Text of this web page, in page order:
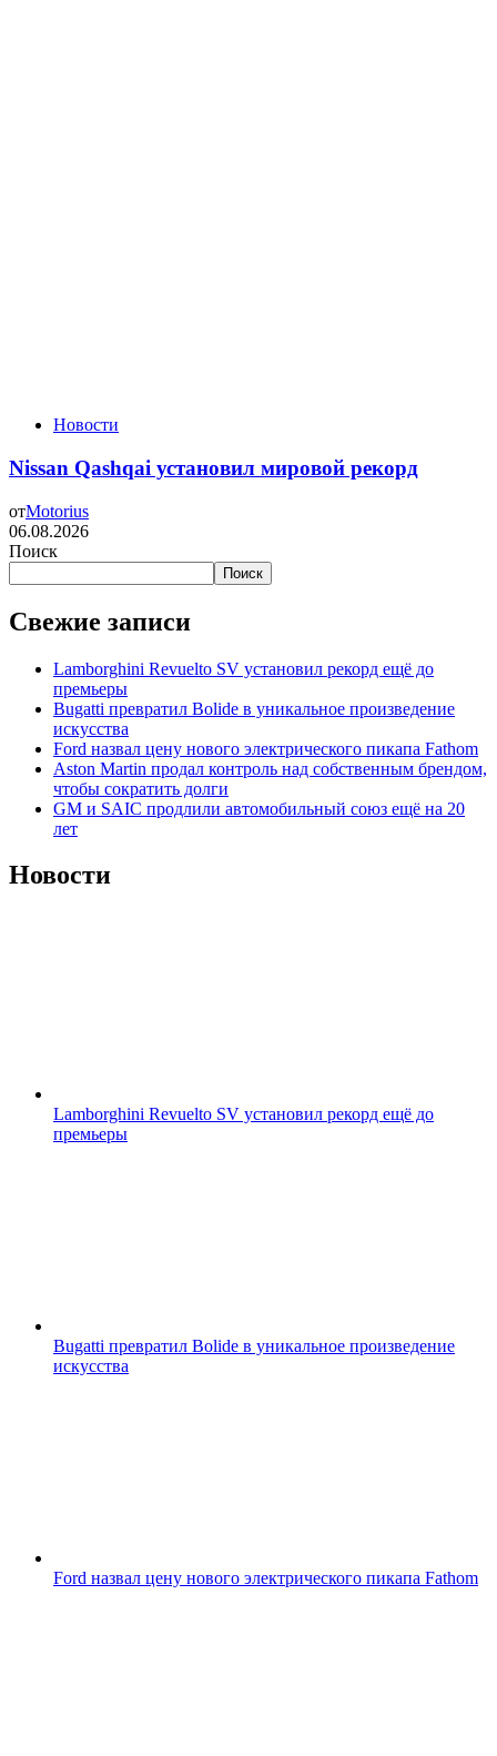
Новости
Nissan Qashqai установил мировой рекорд
отMotorius
06.08.2026
Поиск
Поиск
Свежие записи
Lamborghini Revuelto SV установил рекорд ещё до
премьеры
Bugatti превратил Bolide в уникальное произведение
искусства
Ford назвал цену нового электрического пикапа Fathom
Aston Martin продал контроль над собственным брендом,
чтобы сократить долги
GM и SAIC продлили автомобильный союз ещё на 20
лет
Новости
Lamborghini Revuelto SV установил рекорд ещё до
премьеры
Bugatti превратил Bolide в уникальное произведение
искусства
Ford назвал цену нового электрического пикапа Fathom